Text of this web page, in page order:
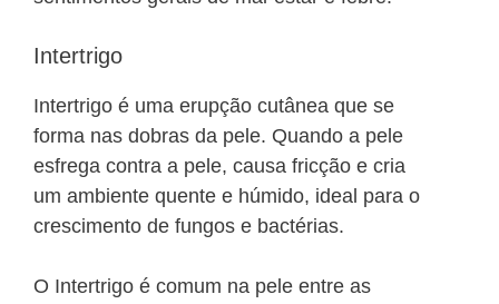
Intertrigo
Intertrigo é uma erupção cutânea que se
forma nas dobras da pele. Quando a pele
esfrega contra a pele, causa fricção e cria
um ambiente quente e húmido, ideal para o
crescimento de fungos e bactérias.
O Intertrigo é comum na pele entre as